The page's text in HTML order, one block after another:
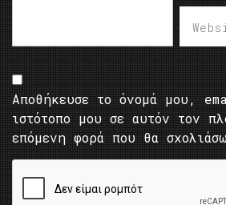
Αποθήκευσε το όνομά μου,
ιστότοπο μου σε αυτόν τον
επόμενη φορά που θα